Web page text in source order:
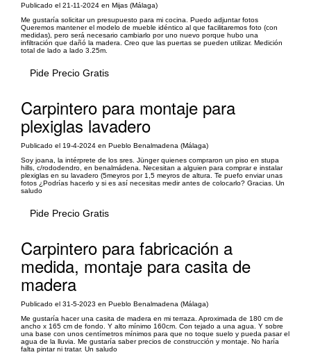
Publicado el 21-11-2024 en Mijas (Málaga)
Me gustaría solicitar un presupuesto para mi cocina. Puedo adjuntar fotos
Queremos mantener el modelo de mueble idéntico al que facilitaremos foto (con
medidas), pero será necesario cambiarlo por uno nuevo porque hubo una
infiltración que dañó la madera. Creo que las puertas se pueden utilizar. Medición
total de lado a lado 3.25m.
Pide Precio Gratis
Carpintero para montaje para
plexiglas lavadero
Publicado el 19-4-2024 en Pueblo Benalmadena (Málaga)
Soy joana, la intérprete de los sres. Jünger quienes compraron un piso en stupa
hills, c/rododendro, en benalmádena. Necesitan a alguien para comprar e instalar
plexiglas en su lavadero (5meyros por 1,5 meyros de altura. Te puefo enviar unas
fotos ¿Podrías hacerlo y si es así necesitas medir antes de colocarlo? Gracias. Un
saludo
Pide Precio Gratis
Carpintero para fabricación a
medida, montaje para casita de
madera
Publicado el 31-5-2023 en Pueblo Benalmadena (Málaga)
Me gustaría hacer una casita de madera en mi terraza. Aproximada de 180 cm de
ancho x 165 cm de fondo. Y alto mínimo 160cm. Con tejado a una agua. Y sobre
una base con unos centímetros mínimos para que no toque suelo y pueda pasar el
agua de la lluvia. Me gustaría saber precios de construcción y montaje. No haría
falta pintar ni tratar. Un saludo